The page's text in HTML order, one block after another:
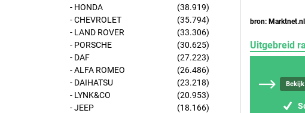
- HONDA
(38.919)
- CHEVROLET
(35.794)
- LAND ROVER
(33.306)
- PORSCHE
(30.625)
- DAF
(27.223)
- ALFA ROMEO
(26.486)
- DAIHATSU
(23.218)
- LYNK&CO
(20.953)
- JEEP
(18.166)
bron: Marktnet.nl
Uitgebreid